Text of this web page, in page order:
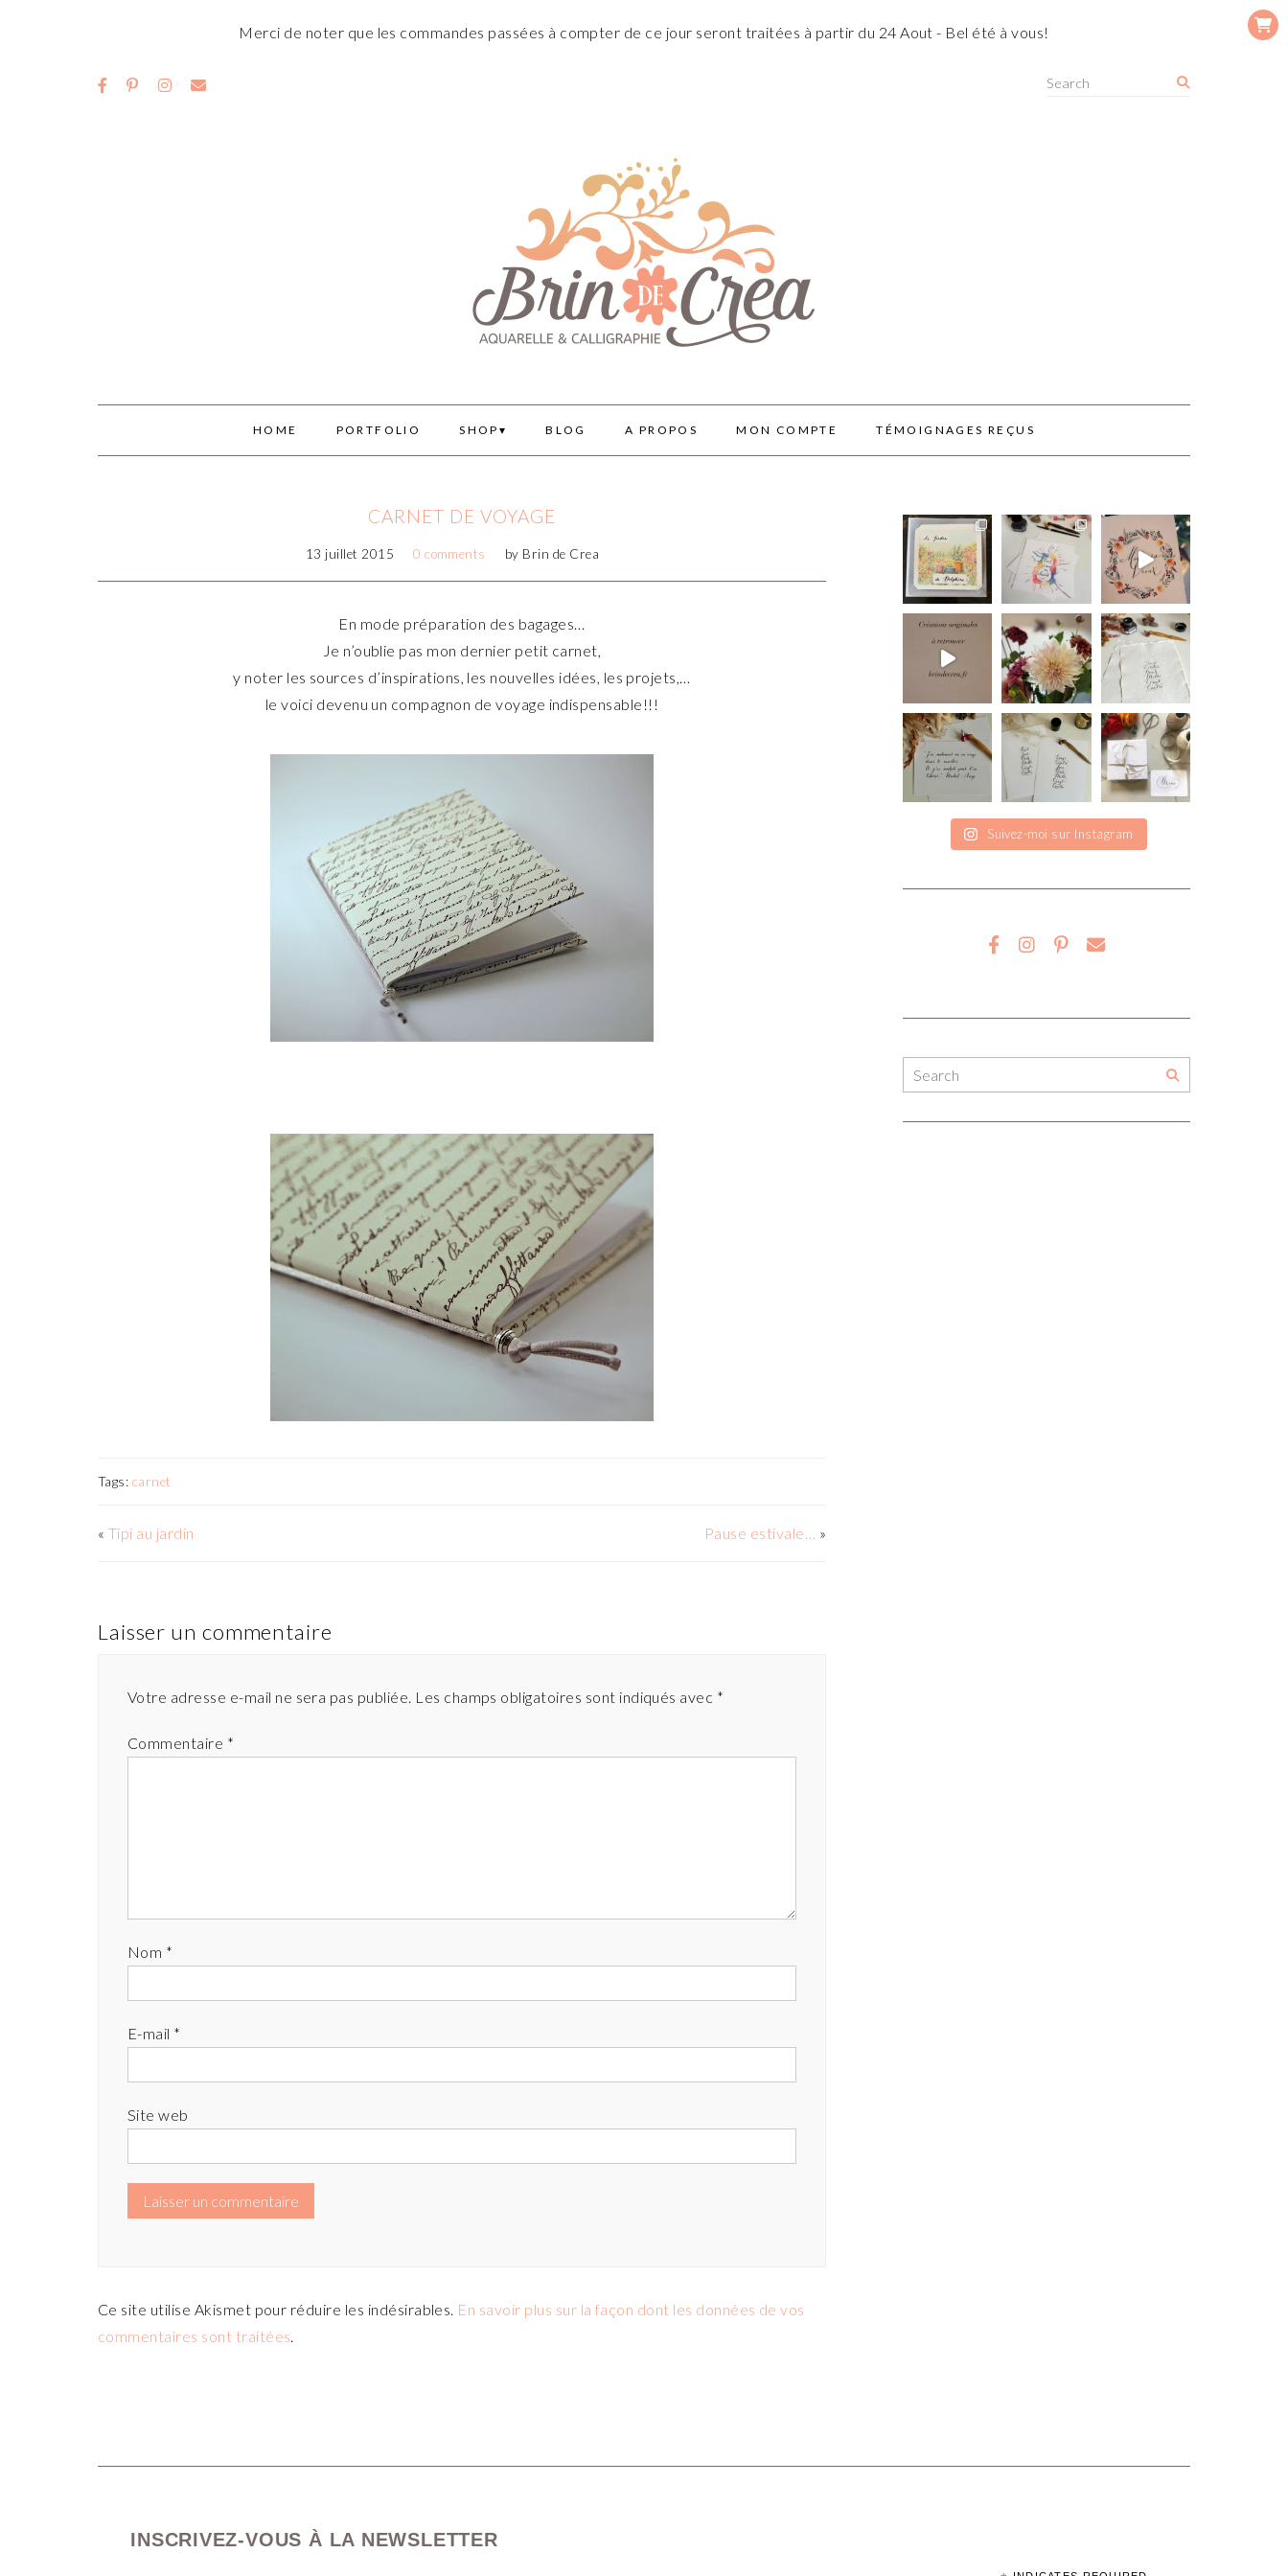
Merci de noter que les commandes passées à compter de ce jour seront traitées à partir du 24 Aout - Bel été à vous!
HOME PORTFOLIO SHOP BLOG A PROPOS MON COMPTE TÉMOIGNAGES REÇUS
CARNET DE VOYAGE
13 juillet 2015 0 comments by Brin de Crea
En mode préparation des bagages…
Je n’oublie pas mon dernier petit carnet,
y noter les sources d’inspirations, les nouvelles idées, les projets,…
le voici devenu un compagnon de voyage indispensable!!!
Tags: carnet
« Tipi au jardin Pause estivale… »
Laisser un commentaire
Votre adresse e-mail ne sera pas publiée. Les champs obligatoires sont indiqués avec *
Commentaire *
Nom *
E-mail *
Site web
Ce site utilise Akismet pour réduire les indésirables. En savoir plus sur la façon dont les données de vos
commentaires sont traitées.
Suivez-moi sur Instagram
INSCRIVEZ-VOUS À LA NEWSLETTER